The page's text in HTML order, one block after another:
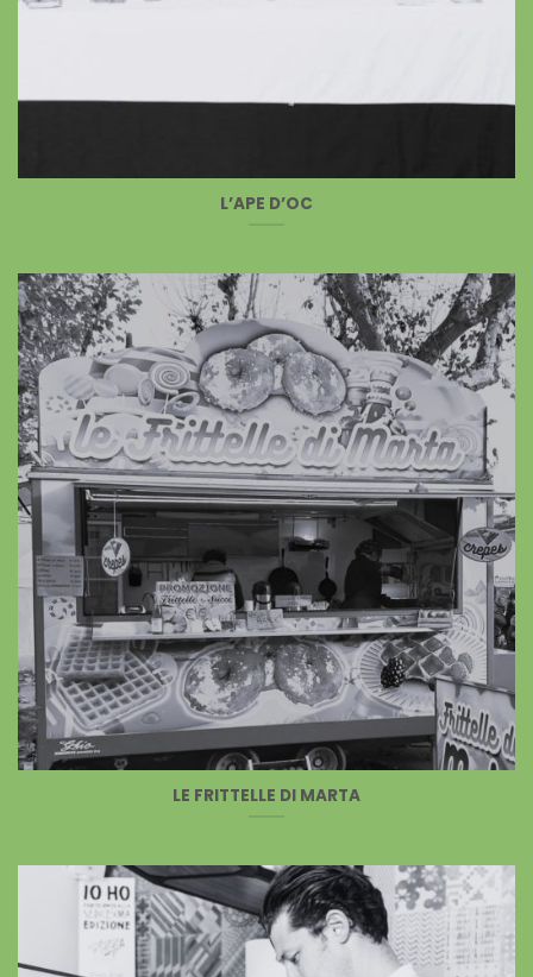
L’APE D’OC
LE FRITTELLE DI MARTA